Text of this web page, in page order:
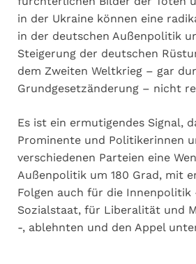
in der Ukraine können eine
in der deutschen Außenpolitik
Steigerung der deutschen
dem Zweiten Weltkrieg – gar
Grundgesetzänderung – nicht
Es ist ein ermutigendes Signal,
Prominente und Politikerinnen
verschiedenen Parteien eine
Außenpolitik um 180 Grad, mit
Folgen auch für die Innenpolitik
Sozialstaat, für Liberalität und
-, ablehnten und den Appel